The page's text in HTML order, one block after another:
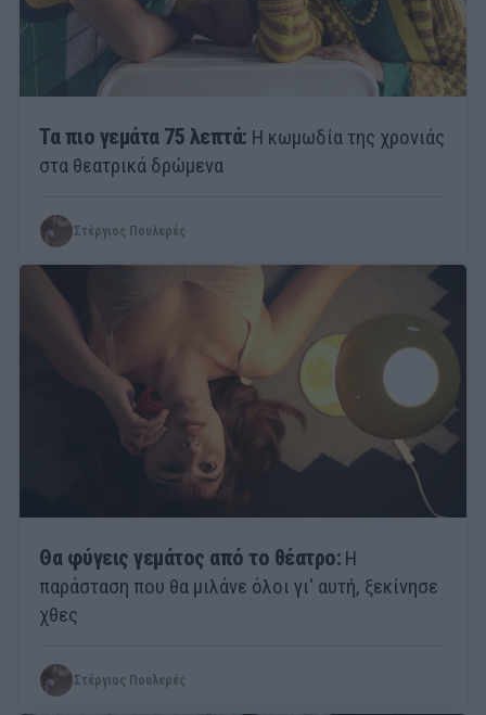
Τα πιο γεμάτα 75 λεπτά: Η κωμωδία της χρονιάς
στα θεατρικά δρώμενα
Στέργιος Πουλερές
Θα φύγεις γεμάτος από το θέατρο: Η
παράσταση που θα μιλάνε όλοι γι' αυτή, ξεκίνησε
χθες
Στέργιος Πουλερές